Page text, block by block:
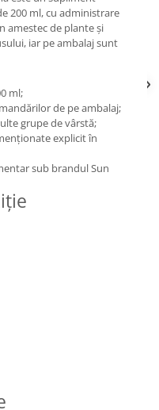
200 ml, cu administrare
amestec de plante și
iar pe ambalaj sunt
ml;
de pe ambalaj;
grupe de vârstă;
explicit în
sub brandul Sun